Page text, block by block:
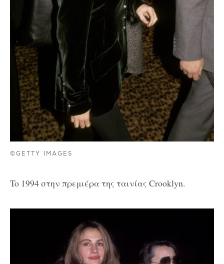
©GETTY IMAGES
To 1994 στην πρεμιέρα της ταινίας Crooklyn.